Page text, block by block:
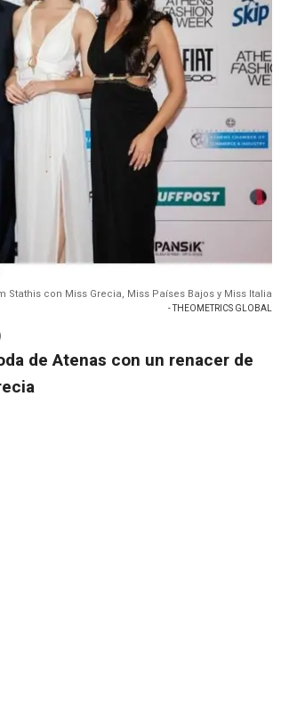
Stathis con Miss Grecia, Miss Países Bajos y Miss Italia
- THEOMETRICS GLOBAL
de Atenas con un renacer de